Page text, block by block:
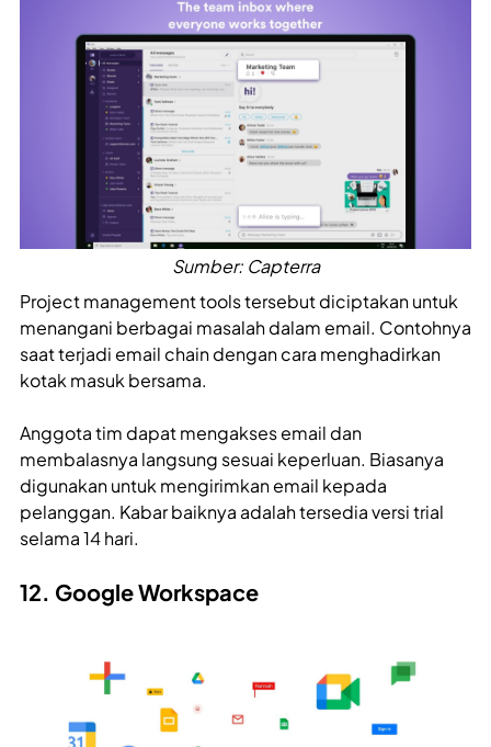
Sumber: Capterra
Project management tools tersebut diciptakan untuk
menangani berbagai masalah dalam email. Contohnya
saat terjadi email chain dengan cara menghadirkan
kotak masuk bersama.
Anggota tim dapat mengakses email dan
membalasnya langsung sesuai keperluan. Biasanya
digunakan untuk mengirimkan email kepada
pelanggan. Kabar baiknya adalah tersedia versi trial
selama 14 hari.
12. Google Workspace